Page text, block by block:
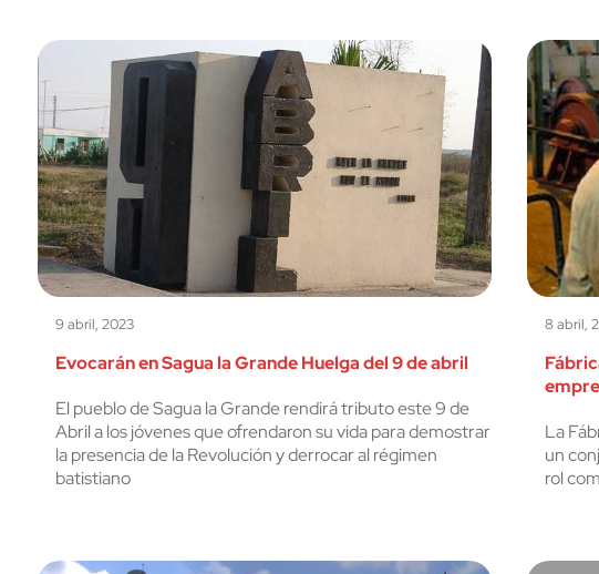
9 abril, 2023
Evocarán en Sagua la Grande Huelga del 9 de abril
El pueblo de Sagua la Grande rendirá tributo este 9 de
Abril a los jóvenes que ofrendaron su vida para demostrar
la presencia de la Revolución y derrocar al régimen
batistiano
8 abril,
La
un
rol